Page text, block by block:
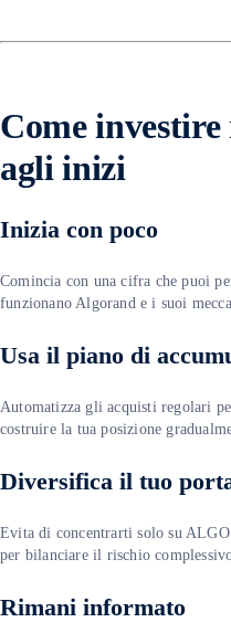
Come
agli inizi
Inizia con poco
Comincia con una cifra che puoi
funzionano Algorand e i suoi
Usa il piano di
Automatizza gli acquisti regolari
costruire la tua posizione
Diversifica il tuo
Evita di concentrarti solo su
per bilanciare il rischio
Rimani informato